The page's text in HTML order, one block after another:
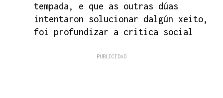
tempada, e que as outras dúas
intentaron solucionar dalgún xeito,
foi profundizar a critica social